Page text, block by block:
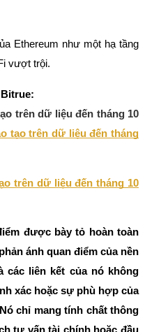
Ethereum như một hạ tầng
vượt trội.
trên dữ liệu đến tháng 10
tạo trên dữ liệu đến tháng
trên dữ liệu đến tháng 10
được bày tỏ hoàn toàn
ánh quan điểm của nền
các liên kết của nó không
xác hoặc sự phù hợp của
chỉ mang tính chất thông